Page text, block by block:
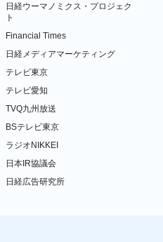
日経ウーマノミクス・プロジェク
ト
Financial Times
日経メディアマーケティング
テレビ東京
テレビ愛知
TVQ九州放送
BSテレビ東京
ラジオNIKKEI
日本IR協議会
日経広告研究所